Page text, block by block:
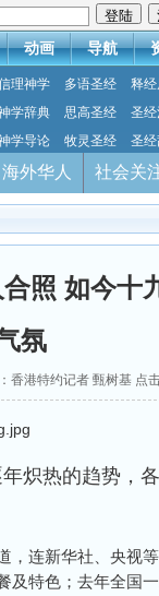
动画 导航
理神学 多语圣经 释经
学辞典 思高圣经 圣
学导论 牧灵圣经 圣
海外华人 社会关
照 如今十
氛
港特约记者 甄树基 点击
炽热的趋势，
，连新华社、央视
及特色；去年全国